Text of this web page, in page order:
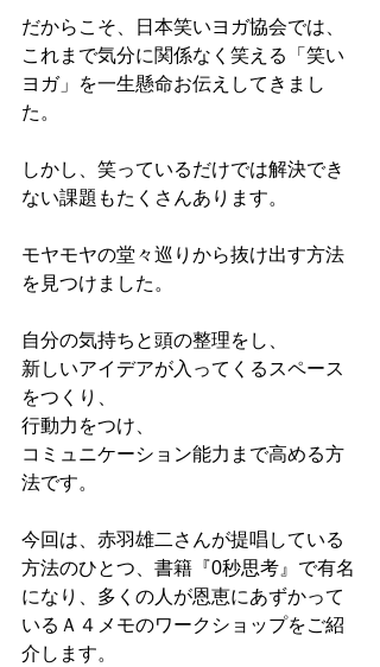
だからこそ、日本笑いヨガ協会では、
これまで気分に関係なく笑える「笑い
ヨガ」を一生懸命お伝えしてきまし
た。
しかし、笑っているだけでは解決でき
ない課題もたくさんあります。
モヤモヤの堂々巡りから抜け出す方法
を見つけました。
自分の気持ちと頭の整理をし、
新しいアイデアが入ってくるスペース
をつくり、
行動力をつけ、
コミュニケーション能力まで高める方
法です。
今回は、赤羽雄二さんが提唱している
方法のひとつ、書籍『0秒思考』で有名
になり、多くの人が恩恵にあずかって
いるＡ４メモのワークショップをご紹
介します。